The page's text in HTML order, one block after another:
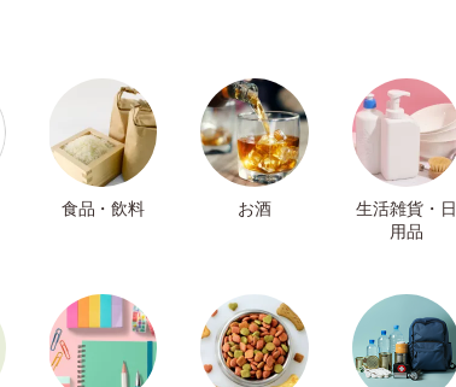
食品・飲料 お酒
生活雑貨・日
用品